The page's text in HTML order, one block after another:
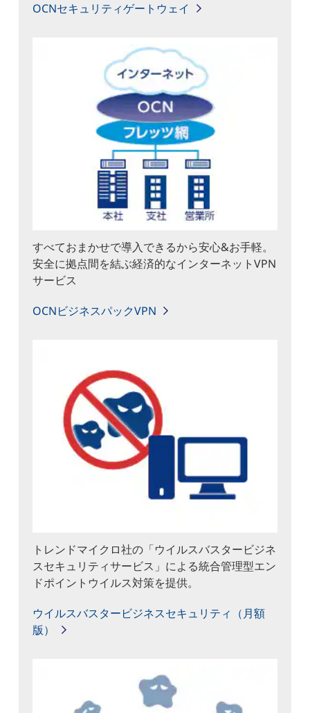
OCNセキュリティゲートウェイ
すべておまかせで導入できるから安心&お手軽。
安全に拠点間を結ぶ経済的なインターネットVPN
サービス
OCNビジネスパックVPN
トレンドマイクロ社の「ウイルスバスタービジネ
スセキュリティサービス」による統合管理型エン
ドポイントウイルス対策を提供。
ウイルスバスタービジネスセキュリティ（月額
版）